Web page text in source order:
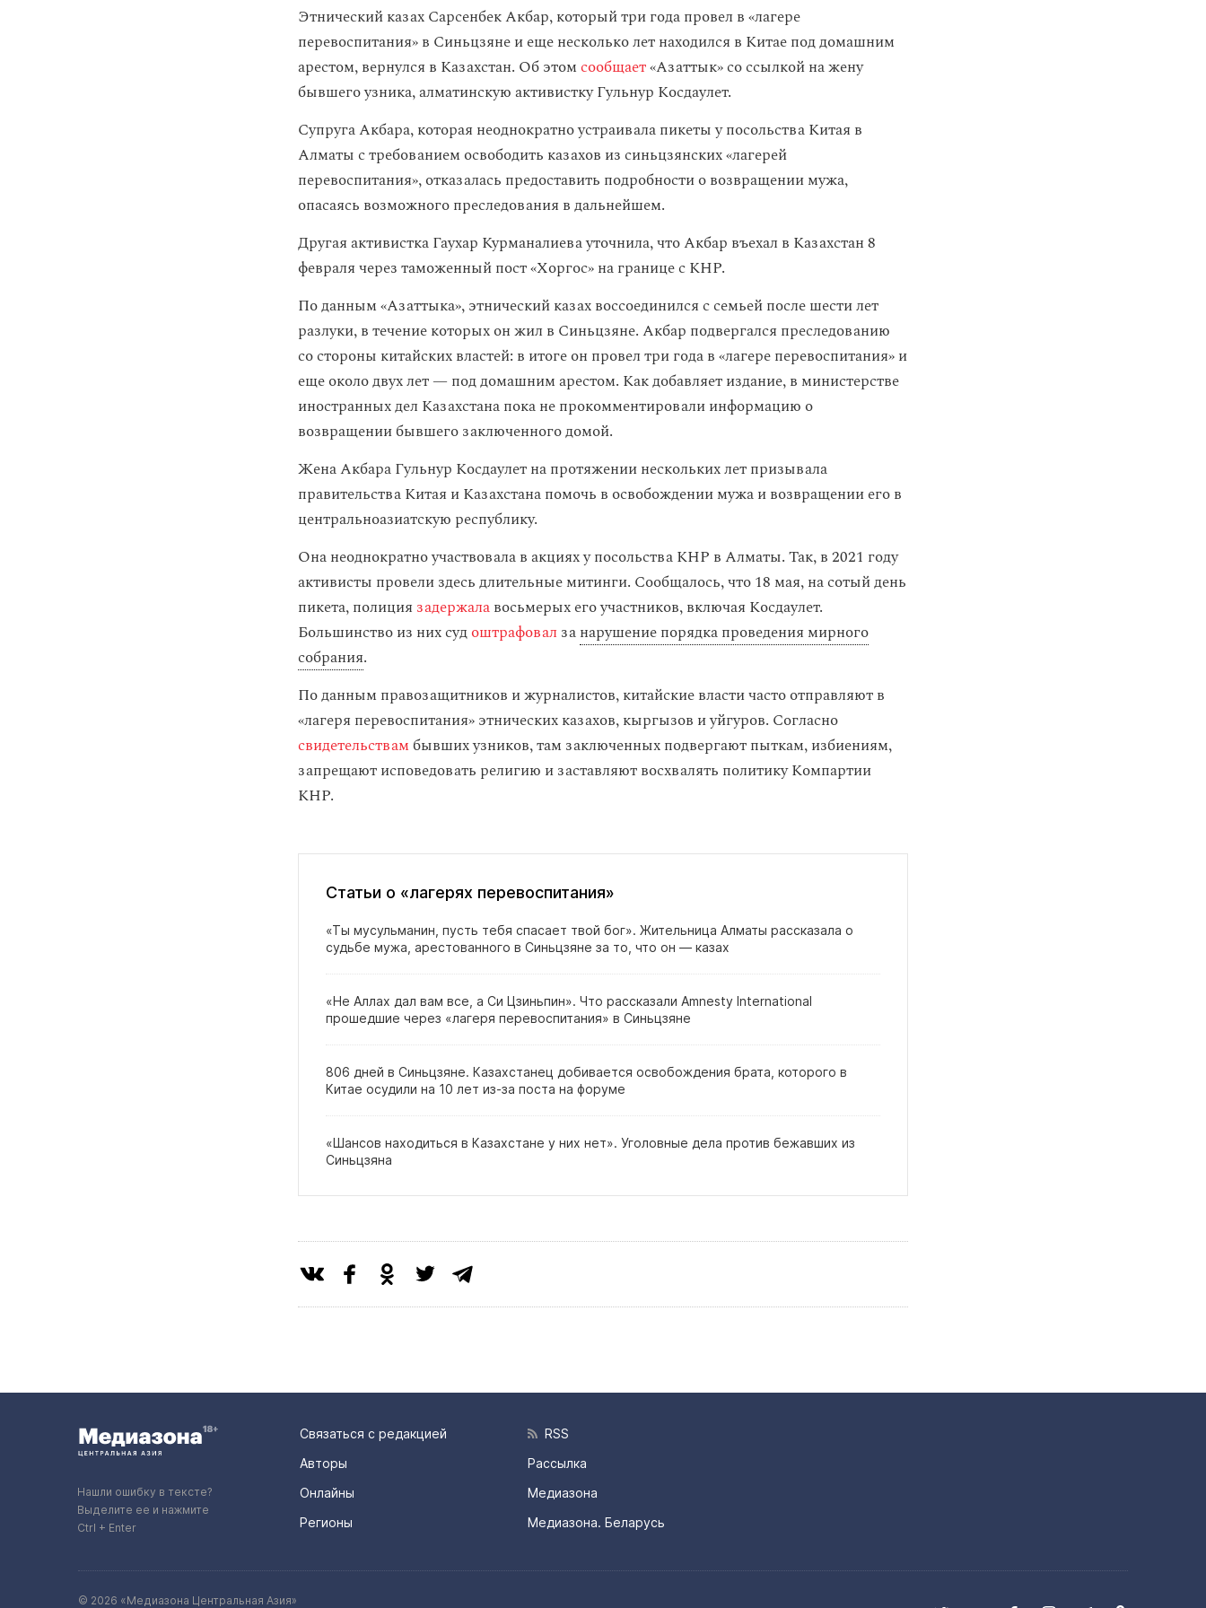
Этнический казах Сарсенбек Акбар, который три года провел в «лагере
перевоспитания» в Синьцзяне и еще несколько лет находился в Китае под домашним
арестом, вернулся в Казахстан. Об этомсообщает«Азаттык» со ссылкой на жену
бывшего узника, алматинскую активистку Гульнур Косдаулет.
Супруга Акбара, которая неоднократно устраивала пикеты у посольства Китая в
Алматы с требованием освободить казахов из синьцзянских «лагерей
перевоспитания», отказалась предоставить подробности о возвращении мужа,
опасаясь возможного преследования в дальнейшем.
Другая активистка Гаухар Курманалиева уточнила, что Акбар въехал в Казахстан 8
февраля через таможенный пост «Хоргос» на границе с КНР.
По данным «Азаттыка», этнический казах воссоединился с семьей после шести лет
разлуки, в течение которых он жил в Синьцзяне. Акбар подвергался преследованию
со стороны китайских властей: в итоге он провел три года в «лагере перевоспитания» и
еще около двух лет — под домашним арестом. Как добавляет издание, в министерстве
иностранных дел Казахстана пока не прокомментировали информацию о
возвращении бывшего заключенного домой.
Жена Акбара Гульнур Косдаулет на протяжении нескольких лет призывала
правительства Китая и Казахстана помочь в освобождении мужа и возвращении его в
центральноазиатскую республику.
Она неоднократно участвовала в акциях у посольства КНР в Алматы. Так, в 2021 году
активисты провели здесь длительные митинги. Сообщалось, что 18 мая, на сотый день
пикета, полиция задержалавосьмерых его участников, включая Косдаулет.
Большинство из них судоштрафовал занарушение порядка проведения мирного
собрания.
По данным правозащитников и журналистов, китайские власти часто отправляют в
«лагеря перевоспитания» этнических казахов, кыргызов и уйгуров. Согласно
свидетельствамбывших узников, там заключенных подвергают пыткам, избиениям,
запрещают исповедовать религию и заставляют восхвалять политику Компартии
КНР.
Статьи о «лагерях перевоспитания»
«Ты мусульманин, пусть тебя спасает твой бог». Жительница Алматы рассказала о
судьбе мужа, арестованного в Синьцзяне за то, что он — казах
«Не Аллах дал вам все, а Си Цзиньпин». Что рассказали Amnesty International
прошедшие через «лагеря перевоспитания» в Синьцзяне
806 дней в Синьцзяне. Казахстанец добивается освобождения брата, которого в
Китае осудили на 10 лет из‑за поста на форуме
«Шансов находиться в Казахстане у них нет». Уголовные дела против бежавших из
Синьцзяна
Нашли ошибку в тексте?
Выделите ее и нажмите
Ctrl + Enter
Связаться с редакцией
Авторы
Онлайны
Регионы
RSS
Рассылка
Медиазона
Медиазона. Беларусь
© 2026 «Медиазона Центральная Азия»